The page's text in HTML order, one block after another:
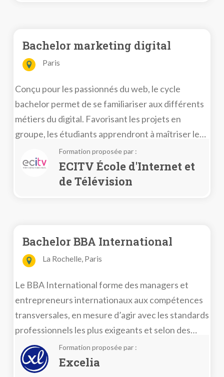
Bachelor marketing digital
Paris
Conçu pour les passionnés du web, le cycle
bachelor permet de se familiariser aux différents
métiers du digital. Favorisant les projets en
groupe, les étudiants apprendront à maîtriser les
codes du web design, les langages nécessaires au
développement web, les outils de référencement,
le déploiement d’une stratégie marketing digital…
Formation proposée par :
ECITV École d'Internet et
de Télévision
Bachelor BBA International
La Rochelle, Paris
Le BBA International forme des managers et
entrepreneurs internationaux aux compétences
transversales, en mesure d’agir avec les standards
professionnels les plus exigeants et selon des
logiques de management responsable et de
développement durable.
Formation proposée par :
Excelia